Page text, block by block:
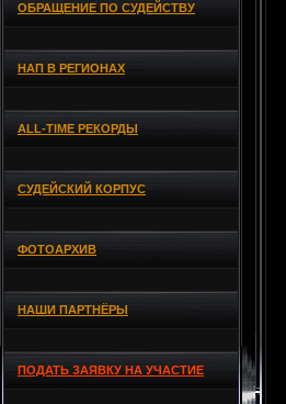
ОБРАЩЕНИЕ ПО СУДЕЙСТВУ
НАП В РЕГИОНАХ
ALL-TIME РЕКОРДЫ
СУДЕЙСКИЙ КОРПУС
ФОТОАРХИВ
НАШИ ПАРТНЁРЫ
ПОДАТЬ ЗАЯВКУ НА УЧАСТИЕ